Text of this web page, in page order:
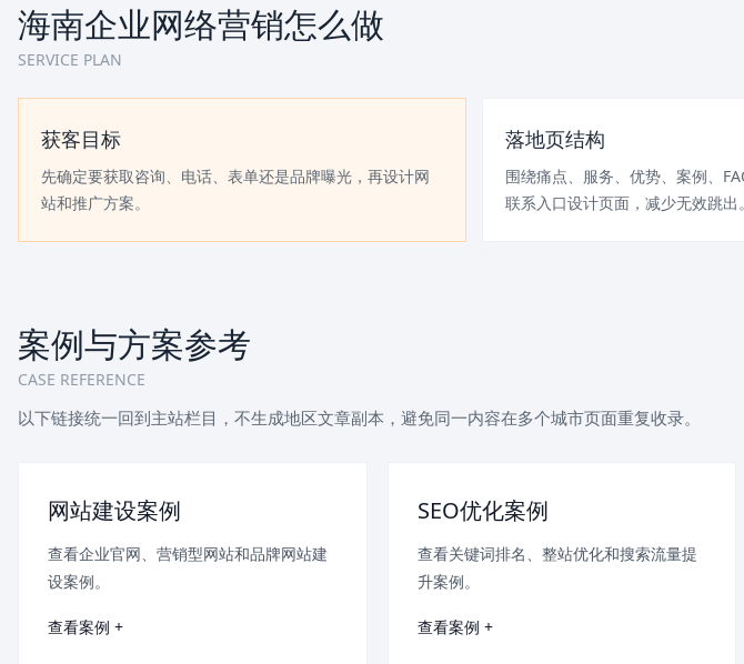
海南企业网络营销怎么做
SERVICE PLAN
获客目标
先确定要获取咨询、电话、表单还是品牌曝光，再设计网
站和推广方案。
落地页结构
围绕痛点、服务、优势、案例、
联系入口设计页面，减少无效跳出。
案例与方案参考
CASE REFERENCE
以下链接统一回到主站栏目，不生成地区文章副本，避免同一内容在多个城市页面重复收录。
网站建设案例
查看企业官网、营销型网站和品牌网站建
设案例。
查看案例 +
SEO优化案例
查看关键词排名、整站优化和搜索流量提
升案例。
查看案例 +